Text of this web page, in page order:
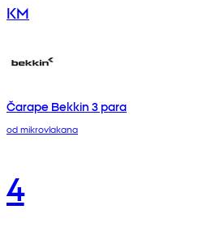
KM
Čarape Bekkin 3 para
od mikrovlakana
4